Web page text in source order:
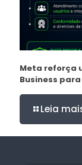
Meta reforça
Business
Leia